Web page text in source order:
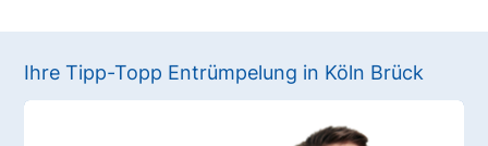
Ihre Tipp-Topp Entrümpelung in Köln Brück